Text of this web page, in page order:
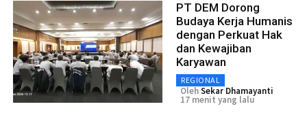
PT DEM Dorong
Budaya Kerja Humanis
dengan Perkuat Hak
dan Kewajiban
Karyawan
REGIONAL
OlehSekar Dhamayanti
17 menit yang lalu